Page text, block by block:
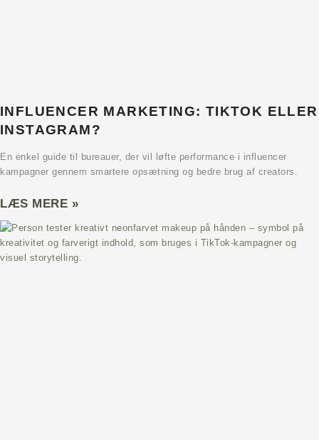
INFLUENCER MARKETING: TIKTOK ELLER
INSTAGRAM?
En enkel guide til bureauer, der vil løfte performance i influencer
kampagner gennem smartere opsætning og bedre brug af creators.
LÆS MERE »